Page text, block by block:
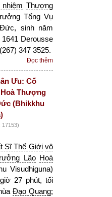
nhiệm Thượng
Tổng Vụ
sinh năm
Derousse
347 3525.
Đọc thêm
Ưu: Cố
Thượng
(Bhikkhu
17153)
Sĩ Thế Giới vô
Lão Hoà
Visudhiguna)
27 phút, tối
Đạo Quang;